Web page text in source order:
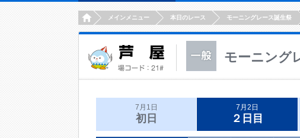
HOMEメインメニュー 本日のレース モーニングレース誕生祭
モーニング
7月1日
初日
7月2日
２日目